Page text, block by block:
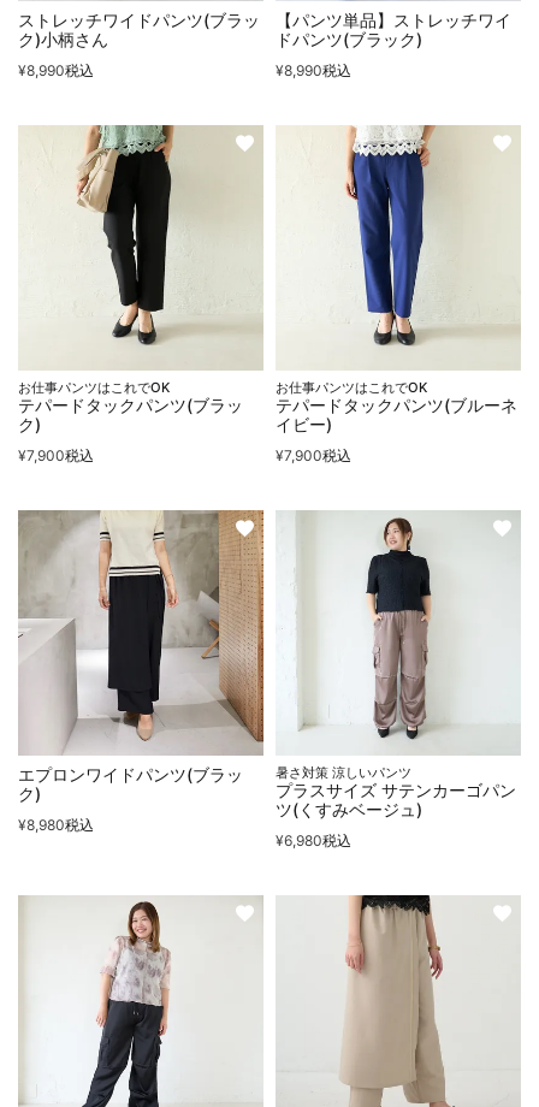
ストレッチワイドパンツ(ブラッ
ク)小柄さん
¥8,990税込
【パンツ単品】ストレッチワイ
ドパンツ(ブラック)
¥8,990税込
お仕事パンツはこれでOK
テパードタックパンツ(ブラッ
ク)
¥7,900税込
お仕事パンツはこれでOK
テパードタックパンツ(ブルーネ
イビー)
¥7,900税込
エプロンワイドパンツ(ブラッ
ク)
¥8,980税込
暑さ対策 涼しいパンツ
プラスサイズ サテンカーゴパン
ツ(くすみベージュ)
¥6,980税込